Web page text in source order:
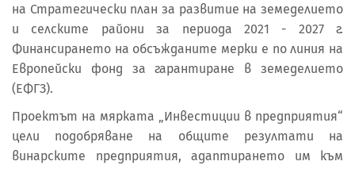
на Стратегически план за развитие на земеделието
и селските райони за периода 2021 - 2027 г.
Финансирането на обсъжданите мерки е по линия на
Европейски фонд за гарантиране в земеделието
(ЕФГЗ).
Проектът на мярката „Инвестиции в предприятия“
цели подобряване на общите резултати на
винарските предприятия, адаптирането им към